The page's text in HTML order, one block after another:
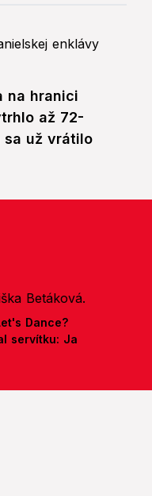
na hranici
až 72-
sa už vrátilo
Dance?
servítku: Ja